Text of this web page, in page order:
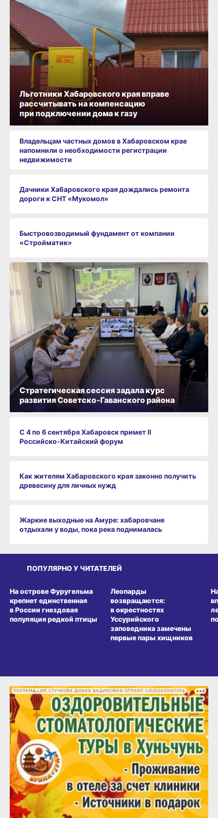
Льготники Хабаровского края вправе
рассчитывать на компенсацию
при подключении дома к газу
Владельцам частных домов в Хабаровском крае
напомнили о необходимости регистрации
недвижимости
Дачники Хабаровского края дождались ремонта
дороги к СНТ «Мукомол»
Быстровозводимый фундамент от компании
«Стройматик»
С 4 по 6 сентября Хабаровск примет II
Российско‑Китайский форум
Как жителям Хабаровского края законно получить
древесину для личных нужд
Жаркие выходные на Амуре: хабаровчане
отдыхали у воды, пока река поднималась
Стратегическая сессия задала курс
развития Советско‑Гаванского района
ПОПУЛЯРНО У ЧИТАТЕЛЕЙ
На острове Фуругельма
крепнет единственная
в России гнездовая
популяция редкой птицы
Леопарды
возвращаются:
в окрестностях
Уссурийского
заповедника замечены
первые пары хищников
РЕКЛАМА • ИП СТУЧКОВА ДИАНА ВАДИМОВНА ОГРНИП 325253600107053